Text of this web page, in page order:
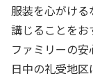
服装を心がける
講じることをお
ファミリーの安
日中の礼受地区